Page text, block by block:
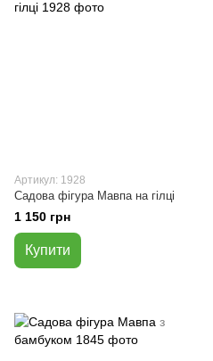
Артикул: 1928
Садова фігура Мавпа на гілці
1 150 грн
Купити